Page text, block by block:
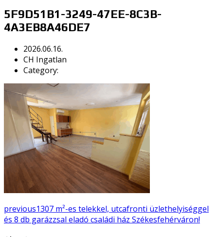
5F9D51B1-3249-47EE-8C3B-
4A3EB8A46DE7
2026.06.16.
CH Ingatlan
Category:
previous1307 m²-es telekkel, utcafronti üzlethelyiséggel
és 8 db garázzsal eladó családi ház Székesfehérváron!